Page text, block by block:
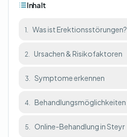
Inhalt
1. Was ist Erektionsstörungen?
2. Ursachen & Risikofaktoren
3. Symptome erkennen
4. Behandlungsmöglichkeiten
5. Online-Behandlung in Steyr